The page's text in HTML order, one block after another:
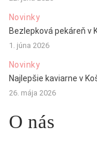
Novinky
Bezlepková pekáreň v
1. júna 2026
Novinky
Najlepšie kaviarne v
26. mája 2026
O nás